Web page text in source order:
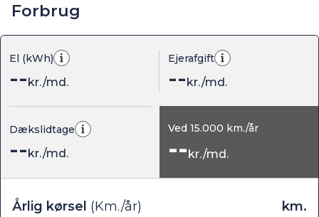
Forbrug
El (kWh)
--kr./md.
Ejerafgift
--kr./md.
Dækslidtage
--kr./md.
Ved 15.000 km./år
--kr./md.